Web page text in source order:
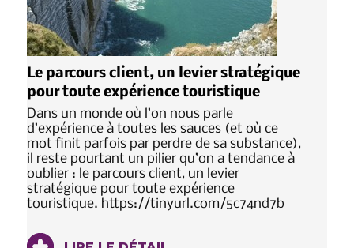
Le parcours client, un levier stratégique
pour toute expérience touristique
Dans un monde où l’on nous parle
d’expérience à toutes les sauces (et où ce
mot finit parfois par perdre de sa substance),
il reste pourtant un pilier qu’on a tendance à
oublier : le parcours client, un levier
stratégique pour toute expérience
touristique. https://tinyurl.com/5c74nd7b